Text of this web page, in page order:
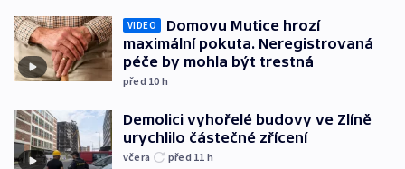
VIDEO
Domovu Mutice hrozí
maximální pokuta. Neregistrovaná
péče by mohla být trestná
před 10 h
Demolici vyhořelé budovy ve Zlíně
urychlilo částečné zřícení
včera před 11 h